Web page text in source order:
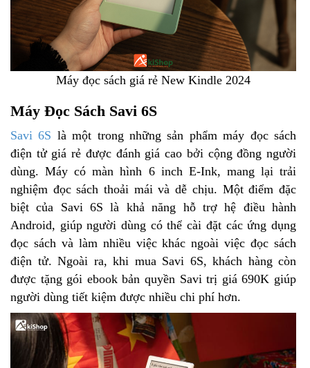
Máy đọc sách giá rẻ New Kindle 2024
Máy Đọc Sách Savi 6S
Savi 6S là một trong những sản phẩm máy đọc sách
điện tử giá rẻ được đánh giá cao bởi cộng đồng người
dùng. Máy có màn hình 6 inch E-Ink, mang lại trải
nghiệm đọc sách thoải mái và dễ chịu. Một điểm đặc
biệt của Savi 6S là khả năng hỗ trợ hệ điều hành
Android, giúp người dùng có thể cài đặt các ứng dụng
đọc sách và làm nhiều việc khác ngoài việc đọc sách
điện tử. Ngoài ra, khi mua Savi 6S, khách hàng còn
được tặng gói ebook bản quyền Savi trị giá 690K giúp
người dùng tiết kiệm được nhiều chi phí hơn.